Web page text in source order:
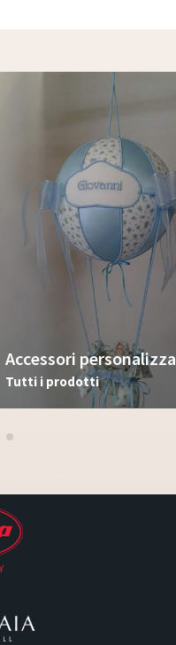
Accessori
Tutti i prodotti